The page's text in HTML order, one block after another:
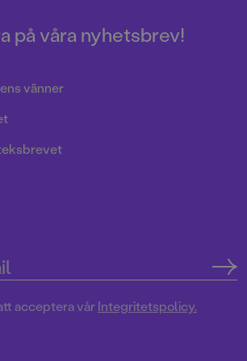
på våra nyhetsbrev!
vänner
acceptera vårIntegritetspolicy.